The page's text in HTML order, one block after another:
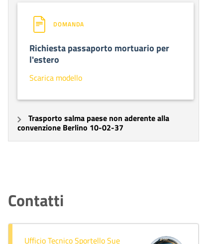
DOMANDA
Richiesta passaporto mortuario per
l'estero
Scarica modello
Trasporto salma paese non aderente alla
convenzione Berlino 10-02-37
Contatti
Ufficio Tecnico Sportello Sue